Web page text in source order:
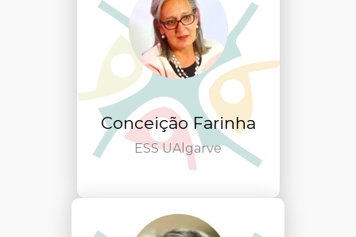
Conceição Farinha
ESS UAlgarve